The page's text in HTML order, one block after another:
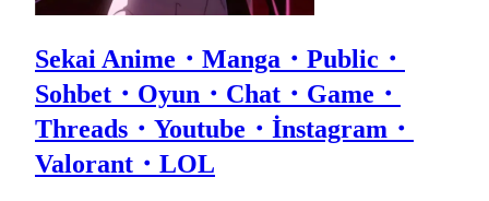
Sekai Anime・Manga・Public・
Sohbet・Oyun・Chat・Game・
Threads・Youtube・İnstagram・
Valorant・LOL